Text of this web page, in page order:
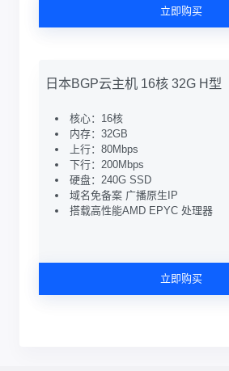
立即购买
日本BGP云主机 16核 32G H型
核心：16核
内存：32GB
上行：80Mbps
下行：200Mbps
硬盘：240G SSD
域名免备案 广播原生IP
搭载高性能AMD EPYC 处理器
立即购买